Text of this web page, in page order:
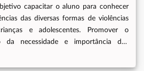
capacitar o aluno para conhecer
das diversas formas de violências
e adolescentes. Promover o
da necessidade e importância dos
psicossocial, para caracterizar uma